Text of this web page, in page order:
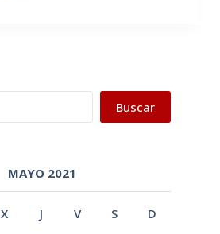
Buscar
MAYO 2021
X J V S D